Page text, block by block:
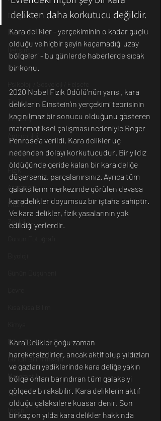
Dünya
İnsan
İletişim
Evren
Tıp
Arkeoloji
Jeoloji
Fizik
Astronomi
Müzik
Zooloji
Bilim Tarihinde Bugün
Günün Bilim İnsanı
Matematik
Tıp
delikten daha korkutucu değildir.
Kara delikler - yerçekiminin o kadar güçlü
olduğu ve hiçbir şeyin kaçamadığı uzay
bölgeleri - bu günlerde haberlerde sıcak
bir konu.
2020 Nobel Fizik Ödülü'nün yarısı, kara
deliklerin Einstein'ın yerçekimi teorisinin
kaçınılmaz bir sonucu olduğunu gösteren
matematiksel çalışması nedeniyle Roger
Penrose'a verildi. Kara delikler üç
nedenden dolayı korkutucudur. Bir yıldız
öldüğünde geride kalan bir kara deliğe
düşerseniz, parçalanırsınız. Ayrıca tüm
galaksilerin merkezinde görülen devasa
karadelikler doyumsuz bir iştaha sahiptir.
Ve kara delikler, fizik yasalarının yok
edildiği yerlerdir.
Kara Delikler çoğu zaman
hareketsizdirler, ancak aktif olup yıldızları
ve gazları yediklerinde kara deliğe yakın
bölge onları barındıran tüm galaksiyi
gölgede bırakabilir. Kara deliklerin aktif
olduğu galaksilere kuasar denir. Son
birkaç on yılda kara delikler hakkında